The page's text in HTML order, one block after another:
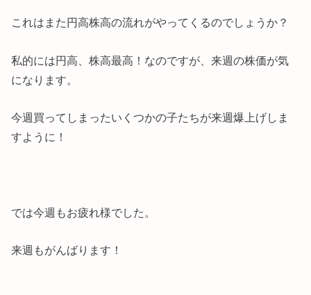
これはまた円高株高の流れがやってくるのでしょうか？
私的には円高、株高最高！なのですが、来週の株価が気
になります。
今週買ってしまったいくつかの子たちが来週爆上げしま
すように！
では今週もお疲れ様でした。
来週もがんばります！